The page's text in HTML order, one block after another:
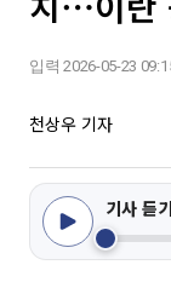
입력 2026-05-23
천상우 기자
기사 듣기